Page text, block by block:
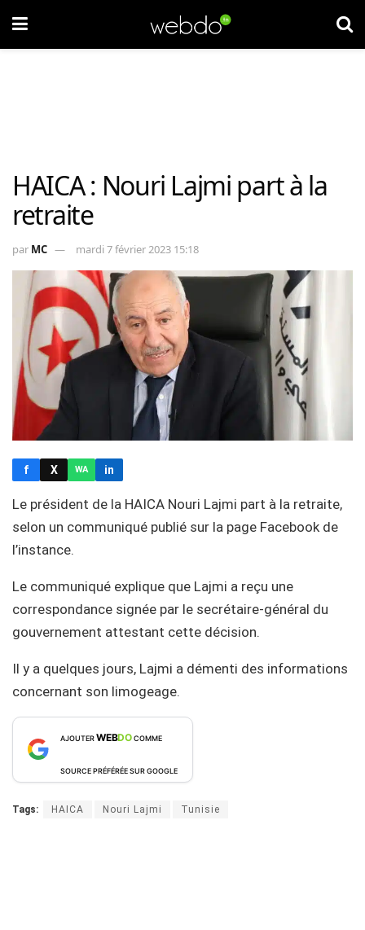
HAICA : Nouri Lajmi part à la
retraite
par MC mardi 7 février 2023 15:18
f X WA in
Le président de la HAICA Nouri Lajmi part à la retraite,
selon un communiqué publié sur la page Facebook de
l’instance.
Le communiqué explique que Lajmi a reçu une
correspondance signée par le secrétaire-général du
gouvernement attestant cette décision.
Il y a quelques jours, Lajmi a démenti des informations
concernant son limogeage.
AJOUTERWEBDOCOMME
SOURCE PRÉFÉRÉE SUR GOOGLE
Tags: HAICA Nouri Lajmi Tunisie